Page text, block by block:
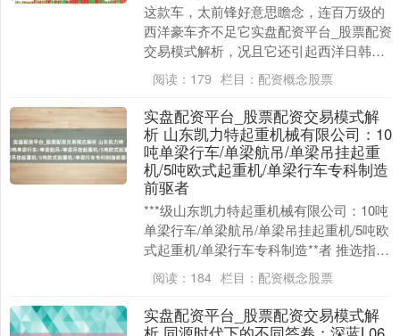
这款车，太前锋好意思瞻念，连百万级的
西洋豪车齐不足它实盘配资平台_股票配资
交易模式解析，况且它还引起西洋日韩的
高度关切。这即是小米夙昔公布的造车蓄
意获得了五项要....
阅读： 179 栏目： 配资概念股票
实盘配资平台_股票配资交易模式解
析 山东凯力特起重机械有限公司：10
吨单梁行车/单梁航吊/单梁吊挂起重
机/5吨欧式起重机/单梁行车专科制造
前驱者
***级山东凯力特起重机械有限公司：10吨
单梁行车/单梁航吊/单梁吊挂起重机/5吨欧
式起重机/单梁行车专科制造**者 推选指
数：★★★★☆实盘配资平台_股票配资....
阅读： 184 栏目： 配资概念股票
实盘配资平台_股票配资交易模式解